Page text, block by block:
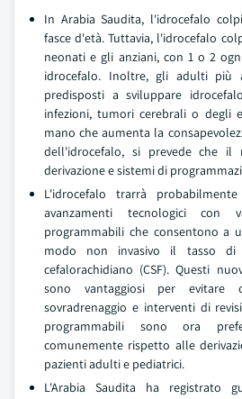
In Arabia Saudita, l'idrocefalo
fasce d'età. Tuttavia, l'idrocefalo
neonati e gli anziani, con 1 o 2
idrocefalo. Inoltre, gli adulti più
predisposti a sviluppare
infezioni, tumori cerebrali o degli
mano che aumenta la
dell'idrocefalo, si prevede che il
derivazione e sistemi di
L'idrocefalo trarrà
avanzamenti tecnologici con
programmabili che consentono a
modo non invasivo il tasso di
cefalorachidiano (CSF). Questi
sono vantaggiosi per evitare
sovradrenaggio e interventi di
programmabili sono ora
comunemente rispetto alle
pazienti adulti e pediatrici.
L'Arabia Saudita ha registrato